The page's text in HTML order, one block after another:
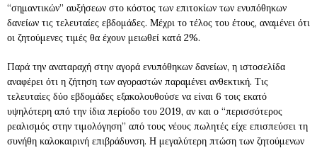
“σημαντικών” αυξήσεων στο κόστος των επιτοκίων των ενυπόθηκων
δανείων τις τελευταίες εβδομάδες. Μέχρι το τέλος του έτους, αναμένει ότι
οι ζητούμενες τιμές θα έχουν μειωθεί κατά 2%.
Παρά την αναταραχή στην αγορά ενυπόθηκων δανείων, η ιστοσελίδα
αναφέρει ότι η ζήτηση των αγοραστών παραμένει ανθεκτική. Τις
τελευταίες δύο εβδομάδες εξακολουθούσε να είναι 6 τοις εκατό
υψηλότερη από την ίδια περίοδο του 2019, αν και ο “περισσότερος
ρεαλισμός στην τιμολόγηση” από τους νέους πωλητές είχε επισπεύσει τη
συνήθη καλοκαιρινή επιβράδυνση. Η μεγαλύτερη πτώση των ζητούμενων